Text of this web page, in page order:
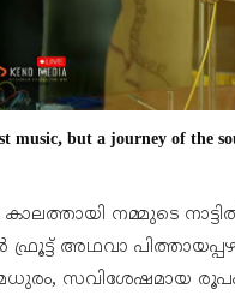
music, but a journey of the
നമ്മുടെ
അഥവാ
സവിശേഷമായ